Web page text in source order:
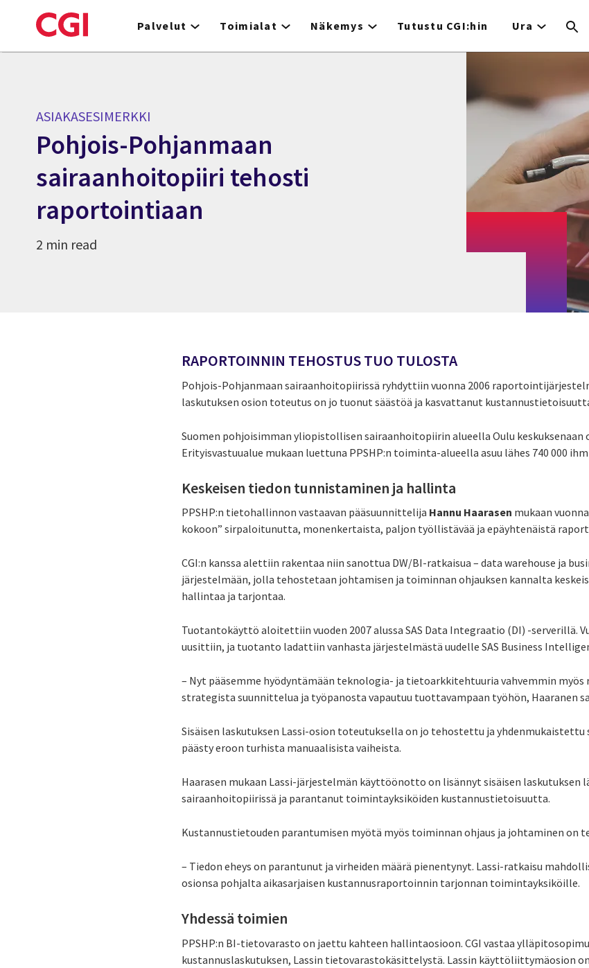
to
Palvelut Toimialat Näkemys Tutustu CGI:hin Ura
ASIAKASESIMERKKI
Pohjois-Pohjanmaan
sairaanhoitopiiri tehosti
raportointiaan
2 min read
RAPORTOINNIN TEHOSTUS TUO TULOSTA
Pohjois-Pohjanmaan sairaanhoitopiirissä ryhdyttiin vuonna 2006
laskutuksen osion toteutus on jo tuonut säästöä ja kasvattanut
Suomen pohjoisimman yliopistollisen sairaanhoitopiirin alueella Oulu keskuksenaan
Erityisvastuualue mukaan luettuna PPSHP:n toiminta-alueella asuu lähes 740 000
Keskeisen tiedon tunnistaminen ja hallinta
PPSHP:n tietohallinnon vastaavan pääsuunnittelija Hannu Haarasen mukaan
kokoon” sirpaloitunutta, monenkertaista, paljon työllistävää ja epäyhtenäistä
CGI:n kanssa alettiin rakentaa niin sanottua DW/BI-ratkaisua – data warehouse ja
järjestelmään, jolla tehostetaan johtamisen ja toiminnan ohjauksen kannalta
hallintaa ja tarjontaa.
Tuotantokäyttö aloitettiin vuoden 2007 alussa SAS Data Integraatio (DI) -serverillä.
uusittiin, ja tuotanto ladattiin vanhasta järjestelmästä uudelle SAS Business
– Nyt pääsemme hyödyntämään teknologia- ja tietoarkkitehtuuria vahvemmin myös
strategista suunnittelua ja työpanosta vapautuu tuottavampaan työhön, Haaranen
Sisäisen laskutuksen Lassi-osion toteutuksella on jo tehostettu ja yhdenmukaistettu
päästy eroon turhista manuaalisista vaiheista.
Haarasen mukaan Lassi-järjestelmän käyttöönotto on lisännyt sisäisen laskutuksen
sairaanhoitopiirissä ja parantanut toimintayksiköiden kustannustietoisuutta.
Kustannustietouden parantumisen myötä myös toiminnan ohjaus ja johtaminen on
– Tiedon eheys on parantunut ja virheiden määrä pienentynyt. Lassi-ratkaisu
osionsa pohjalta aikasarjaisen kustannusraportoinnin tarjonnan toiminta­yksiköille.
Yhdessä toimien
PPSHP:n BI-tietovarasto on jaettu kahteen hallintaosioon. CGI vastaa
kustannuslaskutuksen, Lassin tietovarastokäsittelystä. Lassin käyttöliittymäosion